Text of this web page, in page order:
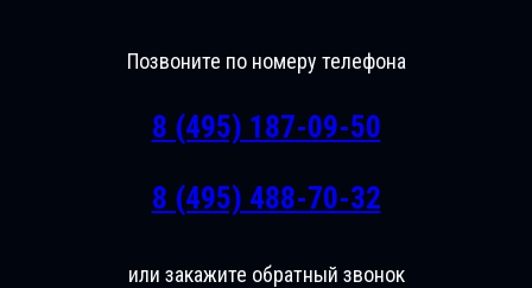
Позвоните по номеру телефона
8 (495) 187-09-50
8 (495) 488-70-32
или закажите обратный звонок